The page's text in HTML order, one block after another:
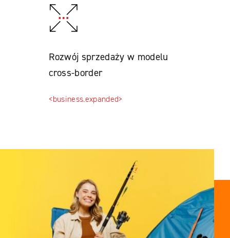
Rozwój sprzedaży w modelu
cross-border
<business.expanded>